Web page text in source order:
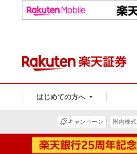
はじめての方へ
キャンペーン 国内株式